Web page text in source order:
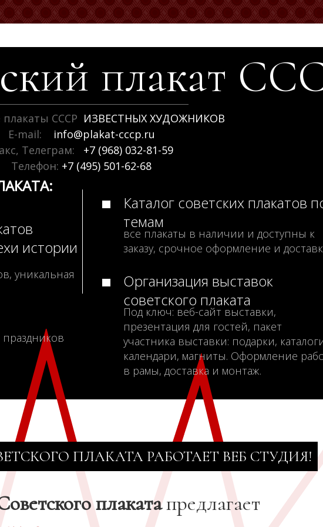
плакат
СССР ИЗВЕСТНЫХ ХУДОЖНИКОВ
E-mail:
info@plakat-cccp.ru
Телеграм:
+7 (968) 032-81-59
Телефон: +7 (495) 501-62-68
истории
уникальная
Каталог советских плакатов
темам
все плакаты в наличии и доступны к
заказу, срочное оформление и
Организация выставок
советского плаката
Под ключ: веб-сайт выставки,
презентация для гостей, пакет
участника выставки: подарки,
календари, магниты. Оформление
в рамы, доставка и монтаж.
ПЛАКАТА РАБОТАЕТ ВЕБ СТУДИЯ!
плакатапредлагает